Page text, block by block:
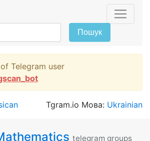
Пошук
Telegram user
Tgram.io Мова: Ukrainian
telegram groups